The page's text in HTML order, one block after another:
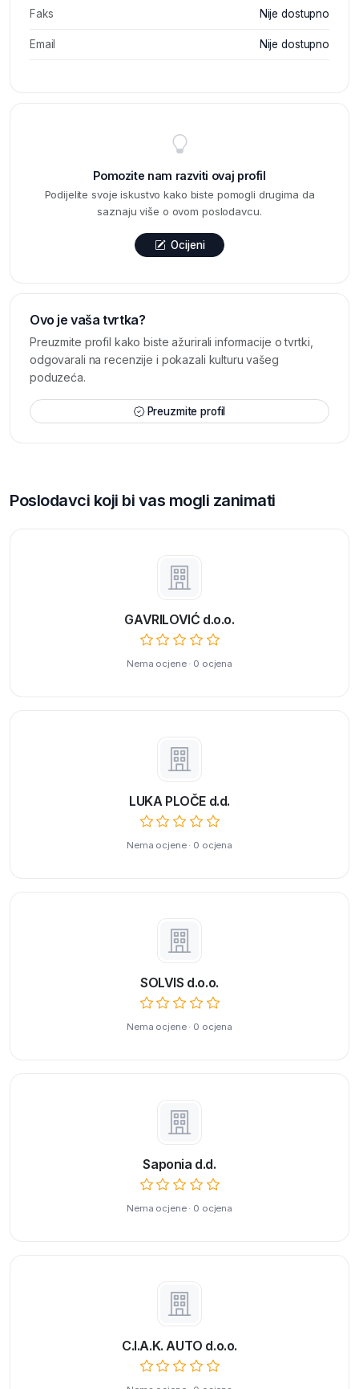
Faks Nije dostupno
Email Nije dostupno
Pomozite nam razviti ovaj profil
Podijelite svoje iskustvo kako biste pomogli drugima da
saznaju više o ovom poslodavcu.
Ocijeni
Ovo je vaša tvrtka?
Preuzmite profil kako biste ažurirali informacije o tvrtki,
odgovarali na recenzije i pokazali kulturu vašeg
poduzeća.
Preuzmite profil
Poslodavci koji bi vas mogli zanimati
GAVRILOVIĆ d.o.o.
Nema ocjene · 0 ocjena
LUKA PLOČE d.d.
Nema ocjene · 0 ocjena
SOLVIS d.o.o.
Nema ocjene · 0 ocjena
Saponia d.d.
Nema ocjene · 0 ocjena
C.I.A.K. AUTO d.o.o.